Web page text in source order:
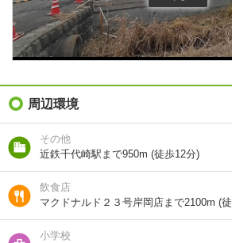
階建 3階/3階建
向き 南
住所
地図を見る
周辺環境
その他
近鉄千代崎駅まで950m (徒歩12分)
飲食店
マクドナルド２３号岸岡店まで2100m (
小学校